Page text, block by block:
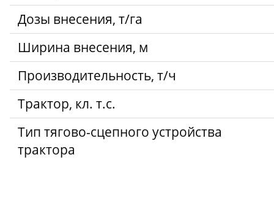
Дозы внесения, т/га
Ширина внесения, м
Производительность, т/ч
Трактор, кл. т.с.
Тип тягово-сцепного устройства
трактора